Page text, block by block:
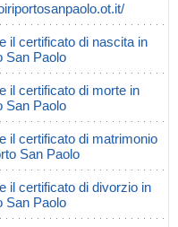
il certificato di nascita in
San Paolo
il certificato di morte in
San Paolo
il certificato di matrimonio
San Paolo
il certificato di divorzio in
San Paolo